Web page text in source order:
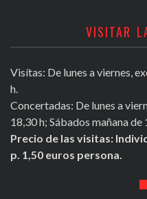
VISITAR
Visítas: De lunes a viernes,
h.
Concertadas: De lunes a
18,30 h; Sábados mañana de
Precio de las visitas:
p. 1,50 euros persona.